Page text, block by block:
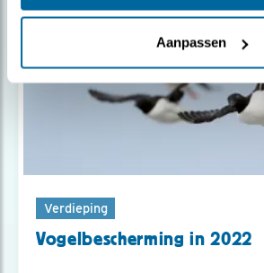
Aanpassen
Verdieping
Vogelbescherming in 2022